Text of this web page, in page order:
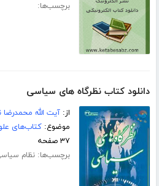
برچسب‌ها:
دانلود کتاب نظرگاه‏ هاى سیاسى
از:آیت الله محمدرضا
موضوع:کتاب‌های
۳۷ صفحه
برچسب‌ها:نظام